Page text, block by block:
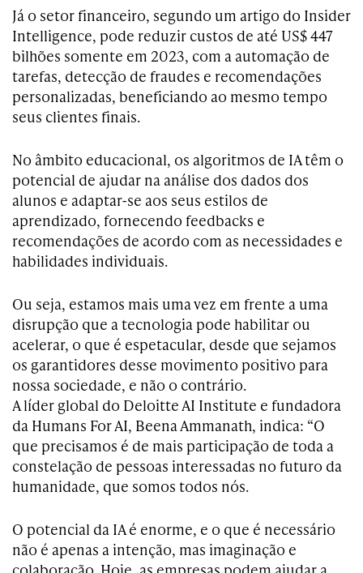
Já o setor financeiro, segundo um artigo do Insider
Intelligence, pode reduzir custos de até US$ 447
bilhões somente em 2023, com a automação de
tarefas, detecção de fraudes e recomendações
personalizadas, beneficiando ao mesmo tempo
seus clientes finais.
No âmbito educacional, os algoritmos de IA têm o
potencial de ajudar na análise dos dados dos
alunos e adaptar-se aos seus estilos de
aprendizado, fornecendo feedbacks e
recomendações de acordo com as necessidades e
habilidades individuais.
Ou seja, estamos mais uma vez em frente a uma
disrupção que a tecnologia pode habilitar ou
acelerar, o que é espetacular, desde que sejamos
os garantidores desse movimento positivo para
nossa sociedade, e não o contrário.
A líder global do Deloitte AI Institute e fundadora
da Humans For AI, Beena Ammanath, indica: “O
que precisamos é de mais participação de toda a
constelação de pessoas interessadas no futuro da
humanidade, que somos todos nós.
O potencial da IA é enorme, e o que é necessário
não é apenas a intenção, mas imaginação e